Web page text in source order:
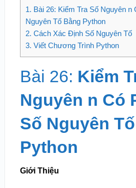
1. Bài 26: Kiểm Tra Số Nguyên n
Nguyên Tố Bằng Python
2. Cách Xác Định Số Nguyên Tố
3. Viết Chương Trình Python
Bài 26: Kiểm
Nguyên n Có
Số Nguyên
Python
Giới Thiệu